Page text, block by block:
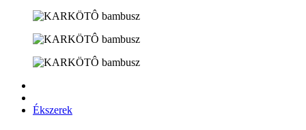
Ékszerek